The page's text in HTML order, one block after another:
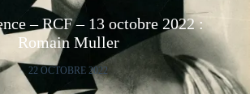
– RCF – 13 octobre 2022 :
Romain Muller
22 OCTOBRE 2022